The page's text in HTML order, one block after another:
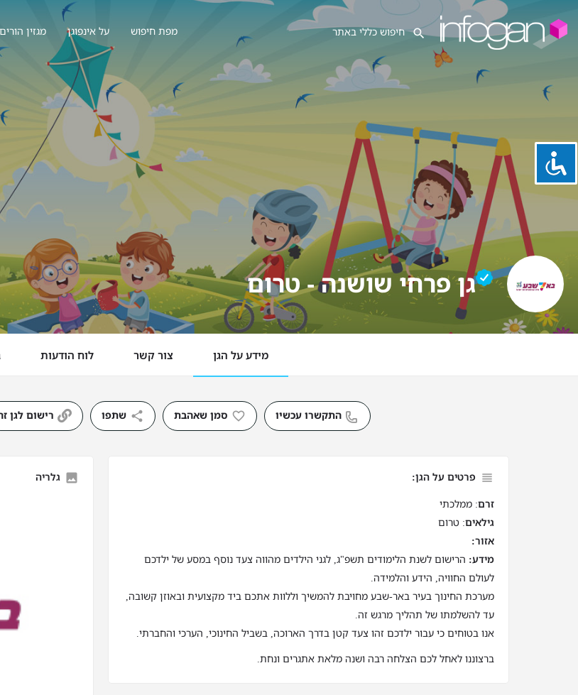
מפת חיפוש על אינפוגן מגזין הורים
גן פרחי שושנה - טרום
מידע על הגן צור קשר לוח הודעות
התקשרו עכשיו סמן שאהבת שתפו רישום לגן
פרטים על הגן:
זרם: ממלכתי
גילאים: טרום
אזור:
מידע: הרישום לשנת הלימודים תשפ"ג, לגני הילדים מהווה צעד נוסף במסע של ילדכם
לעולם החוויה, הידע והלמידה.
מערכת החינוך בעיר באר-שבע מחויבת להמשיך וללוות אתכם ביד מקצועית ובאוזן קשובה,
עד להשלמתו של תהליך מרגש זה.
אנו בטוחים כי עבור ילדכם זהו צעד קטן בדרך הארוכה, בשביל החינוכי, הערכי והחברתי.
ברצוננו לאחל לכם הצלחה רבה ושנה מלאת אתגרים ונחת.
גלריה